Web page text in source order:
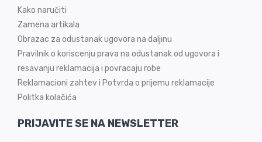
Kako naručiti
Zamena artikala
Obrazac za odustanak ugovora na daljinu
Pravilnik o koriscenju prava na odustanak od ugovora i
resavanju reklamacija i povracaju robe
Reklamacioni zahtev i Potvrda o prijemu reklamacije
Politka kolačića
PRIJAVITE SE NA NEWSLETTER